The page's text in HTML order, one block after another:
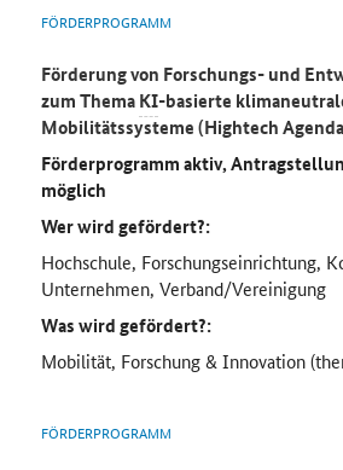
FÖRDERPROGRAMM
Förderung von Forschungs- und
zum ThemaKI-basierte
Mobilitätssysteme (Hightech
Förderprogramm aktiv,
möglich
Wer wird gefördert?:
Hochschule, Forschungseinrichtung,
Unternehmen, Verband/Vereinigung
Was wird gefördert?:
Mobilität, Forschung & Innovation
FÖRDERPROGRAMM